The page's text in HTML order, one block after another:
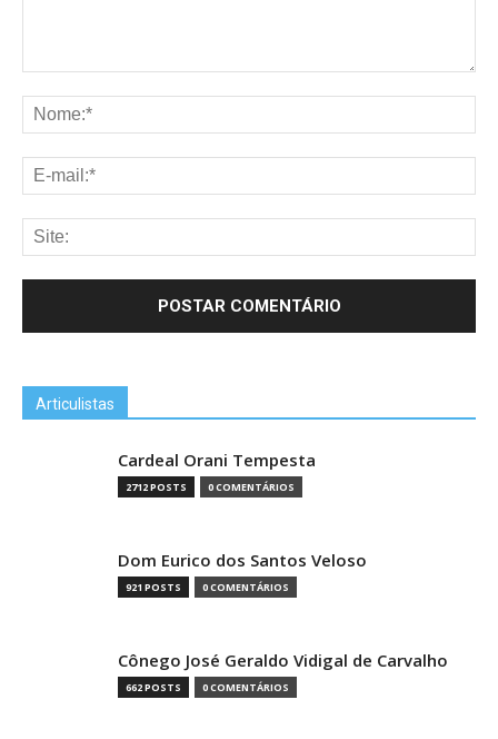
Articulistas
Cardeal Orani Tempesta
2712 POSTS 0 COMENTÁRIOS
Dom Eurico dos Santos Veloso
921 POSTS 0 COMENTÁRIOS
Cônego José Geraldo Vidigal de Carvalho
662 POSTS 0 COMENTÁRIOS